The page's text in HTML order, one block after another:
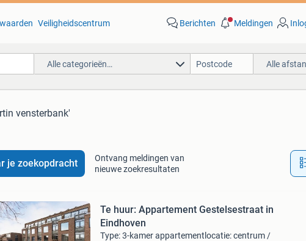
Veiligheidscentrum Berichten Meldingen
Alle categorieën… Alle
vensterbank'
je zoekopdracht
Ontvang meldingen van
nieuwe zoekresultaten
Te huur: Appartement Gestelsestraat in
Eindhoven
Type: 3-kamer appartementlocatie: centrum /